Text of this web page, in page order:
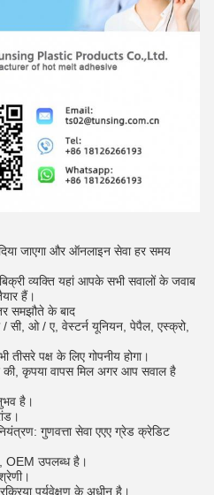
जाएगा और ऑनलाइन सेवा हर समय
व्यक्ति यहां आपके सभी सवालों के जवाब
हैं।
समझौते के बाद
/ सी, ओ / ए, वेस्टर्न यूनियन, पेपैल, एस्क्रो,
तीसरे पक्ष के लिए गोपनीय होगा।
कृपया वापस मिल अगर आप सवाल है
है।
गुणवत्ता सेवा एएए ग्रेड क्रेडिट
OEM उपलब्ध है।
पर्यवेक्षण के अधीन है।